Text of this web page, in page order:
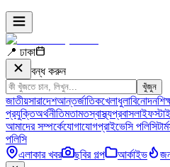
📍 ঢাকা
বন্ধ করুন
খুঁজুন
জাতীয়সারাদেশআন্তর্জাতিকখেলাধুলাবিনোদন
প্রযুক্তিঅর্থনীতিমতামতস্বাস্থ্যপ্রবাস
আমাদের সম্পর্কেযোগাযোগপ্রাইভেসি পলিসি
পলিসি
এলাকার খবর
ছবির গল্প আর্কাইভ